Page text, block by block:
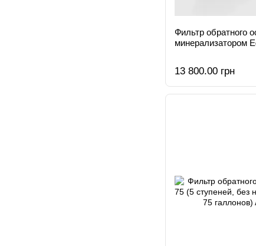
Фильтр обратного
минерализатором
13 800.00 грн